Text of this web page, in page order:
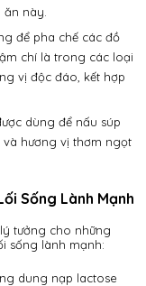
này.
để pha chế các đồ
chí là trong các loại
vị độc đáo, kết hợp
dùng để nấu súp
và hương vị thơm ngọt
Sống Lành Mạnh
tưởng cho những
sống lành mạnh:
dung nạp lactose